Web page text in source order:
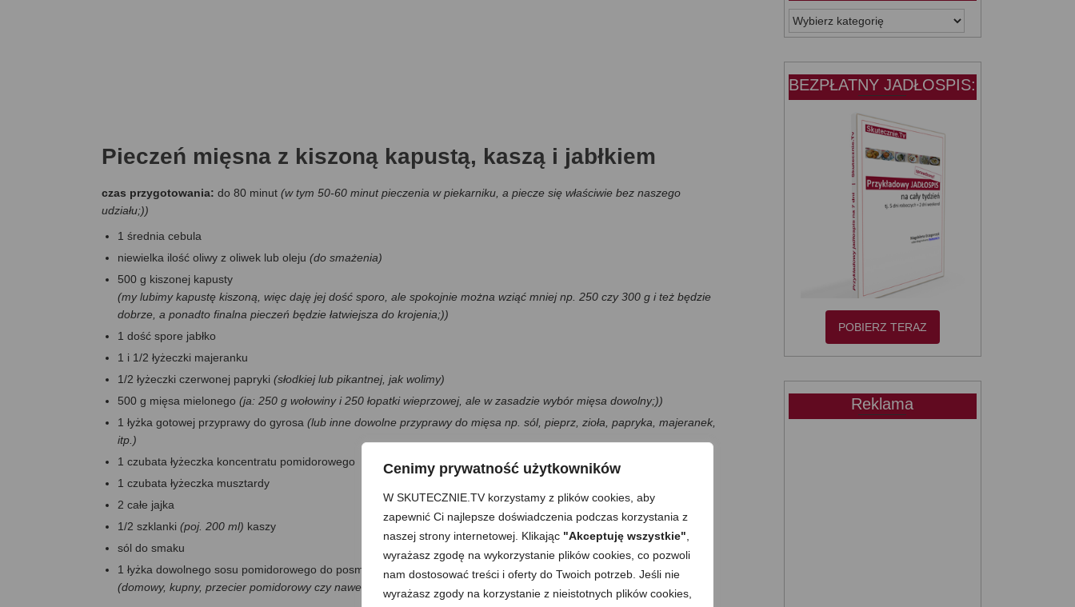
Cenimy prywatność użytkowników
W SKUTECZNIE.TV korzystamy z plików cookies, aby
zapewnić Ci najlepsze doświadczenia podczas korzystania z
naszej strony internetowej. Klikając "Akceptuję wszystkie"
wyrażasz zgodę na wykorzystanie plików cookies, co pozwoli
nam dostosować treści i oferty do Twoich potrzeb. Jeśli nie
wyrażasz zgody na korzystanie z nieistotnych plików cookies,
Pieczeń mięsna z kiszoną kapustą, kaszą i jabłkiem
czas przygotowania: do 80 minut (w tym 50-60 minut pieczenia w piekarniku, a piecze się właściwie bez naszego
udziału;))
1 średnia cebula
niewielka ilość oliwy z oliwek lub oleju (do smażenia)
500 g kiszonej kapusty
(my lubimy kapustę kiszoną, więc daję jej dość sporo, ale spokojnie można wziąć mniej np. 250 czy 300 g i też będzie
dobrze, a ponadto finalna pieczeń będzie łatwiejsza do krojenia;))
1 dość spore jabłko
1 i 1/2 łyżeczki majeranku
1/2 łyżeczki czerwonej papryki (słodkiej lub pikantnej, jak wolimy)
500 g mięsa mielonego (ja: 250 g wołowiny i 250 łopatki wieprzowej, ale w zasadzie wybór mięsa dowolny;))
1 łyżka gotowej przyprawy do gyrosa (lub inne dowolne przyprawy do mięsa np. sól, pieprz, zioła, papryka, majeranek,
itp.)
1 czubata łyżeczka koncentratu pomidorowego
1 czubata łyżeczka musztardy
2 całe jajka
1/2 szklanki (poj. 200 ml) kaszy
sól do smaku
1 łyżka dowolnego sosu pomidorowego do posmarowania pieczeni z wierzchu
(domowy, kupny, przecier pomidorowy czy nawet ketchup)
WSZYSTKIE
KATEGORIE:
BEZPŁATNY JADŁOSPIS:
POBIERZ TERAZ
Reklama